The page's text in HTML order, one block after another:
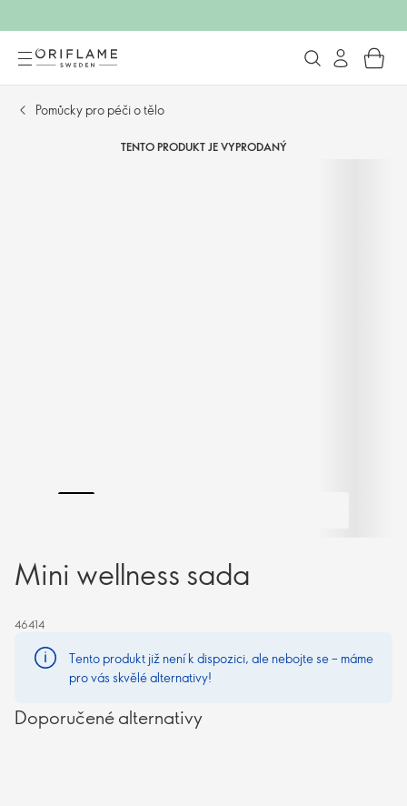
Pomůcky pro péči o tělo
TENTO PRODUKT JE VYPRODANÝ
Mini wellness sada
46414
Tento produkt již není k dispozici, ale nebojte se – máme
pro vás skvělé alternativy!
Doporučené alternativy